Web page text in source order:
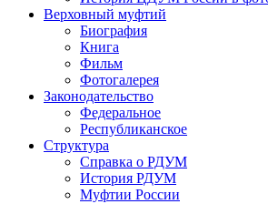
Верховный муфтий
Биография
Книга
Фильм
Фотогалерея
Законодательство
Федеральное
Республиканское
Структура
Справка о РДУМ
История РДУМ
Муфтии России